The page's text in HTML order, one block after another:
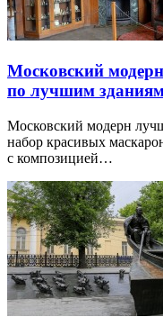
Московский
по лучшим
Московский модерн
набор красивых
с композицией…